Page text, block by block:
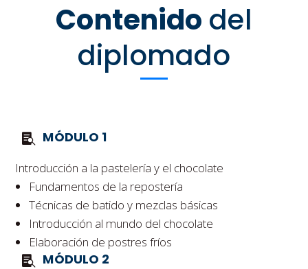
Contenido del
diplomado
MÓDULO 1
Introducción a la pastelería y el chocolate
Fundamentos de la repostería
Técnicas de batido y mezclas básicas
Introducción al mundo del chocolate
Elaboración de postres fríos
MÓDULO 2